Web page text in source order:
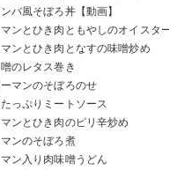
バ風そぼろ丼【動画】
ンとひき肉ともやしのオイスタ
ンとひき肉となすの味噌炒め
のレタス巻き
マンのそぼろのせ
っぷりミートソース
ンとひき肉のピリ辛炒め
ンのそぼろ煮
ン入り肉味噌うどん